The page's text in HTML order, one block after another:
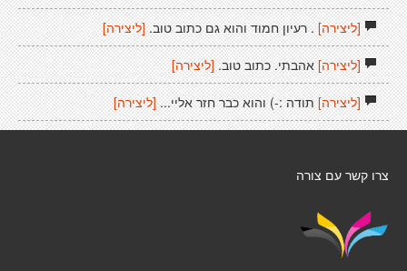
[ליצירה]. רעיון חמוד והוא גם כתוב טוב. [ליצירה]
[ליצירה]אהבתי. כתוב טוב. [ליצירה]
[ליצירה]תודה :-) והוא כבר חזר אליי... [ליצירה]
צרו קשר עם צורה